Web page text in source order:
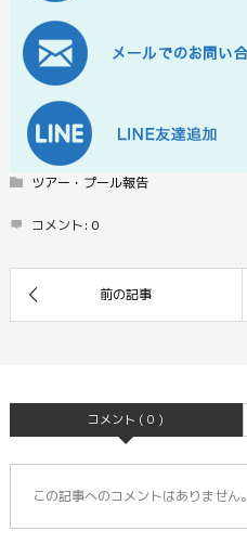
ツアー・プール報告
コメント: 0
コメント ( 0 )
この記事へのコメントはありません。